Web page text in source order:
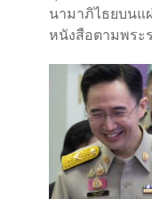
นามาภิไธยบนแ
หนังสือตามพระ